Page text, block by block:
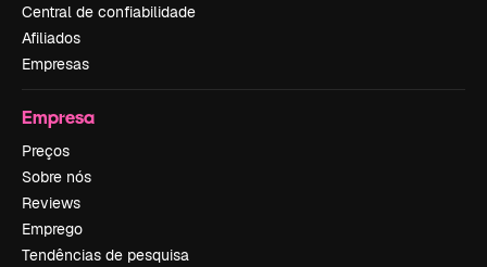
Central de confiabilidade
Afiliados
Empresas
Empresa
Preços
Sobre nós
Reviews
Emprego
Tendências de pesquisa